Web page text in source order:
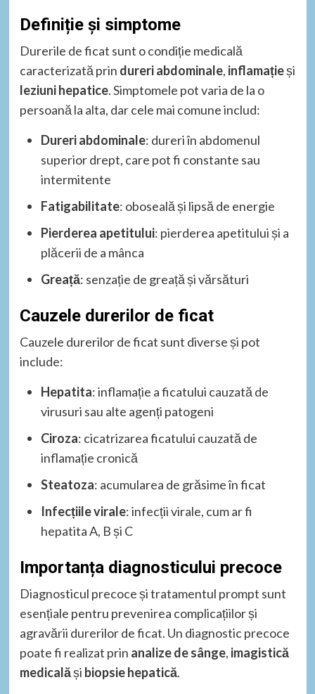
Definiție și simptome
Durerile de ficat sunt o condiție medicală
caracterizată prin dureri abdominale, inflamațieși
leziuni hepatice. Simptomele pot varia de la o
persoană la alta, dar cele mai comune includ:
Dureri abdominale: dureri în abdomenul
superior drept, care pot fi constante sau
intermitente
Fatigabilitate: oboseală și lipsă de energie
Pierderea apetitului: pierderea apetitului și a
plăcerii de a mânca
Greață: senzație de greață și vărsături
Cauzele durerilor de ficat
Cauzele durerilor de ficat sunt diverse și pot
include:
Hepatita: inflamație a ficatului cauzată de
virusuri sau alte agenți patogeni
Ciroza: cicatrizarea ficatului cauzată de
inflamație cronică
Steatoza: acumularea de grăsime în ficat
Infecțiile virale: infecții virale, cum ar fi
hepatita A, B și C
Importanța diagnosticului precoce
Diagnosticul precoce și tratamentul prompt sunt
esențiale pentru prevenirea complicațiilor și
agravării durerilor de ficat. Un diagnostic precoce
poate fi realizat prin analize de sânge, imagistică
medicalăși biopsie hepatică.